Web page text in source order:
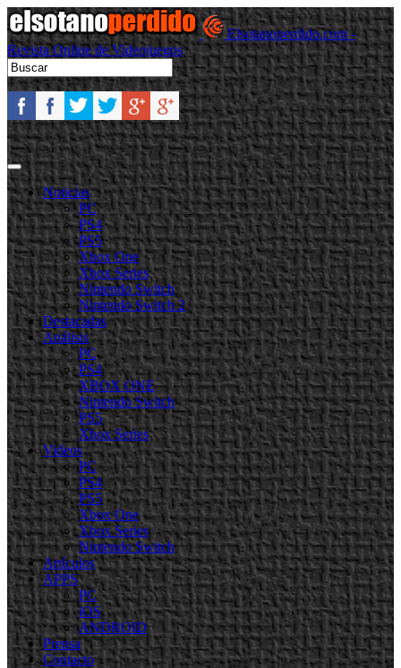
Elsotanoperdido.com -
Revista Online de Videojuegos
Noticias
PC
PS4
PS5
Xbox One
Xbox Series
Nintendo Switch
Nintendo Switch 2
Destacadas
Análisis
PC
PS4
XBOX ONE
Nintendo Switch
PS5
Xbox Series
Videos
PC
PS4
PS5
Xbox One
Xbox Series
Nintendo Switch
Artículos
APPS
PC
iOS
ANDROID
Prensa
Contacto